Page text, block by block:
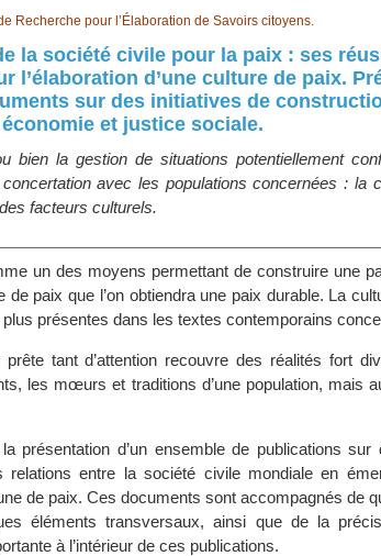
Recherche pour l’Élaboration de Savoirs citoyens.
la société civile pour la paix : ses
l’élaboration d’une culture de paix.
sur des initiatives de
et justice sociale.
bien la gestion de situations potentiellement
avec les populations concernées : la
facteurs culturels.
un des moyens permettant de construire une
de paix que l’on obtiendra une paix durable. La
présentes dans les textes contemporains
tant d’attention recouvre des réalités fort
les mœurs et traditions d’une population, mais
présentation d’un ensemble de publications sur
relations entre la société civile mondiale en
de paix. Ces documents sont accompagnés de
éléments transversaux, ainsi que de la
à l’intérieur de ces publications.